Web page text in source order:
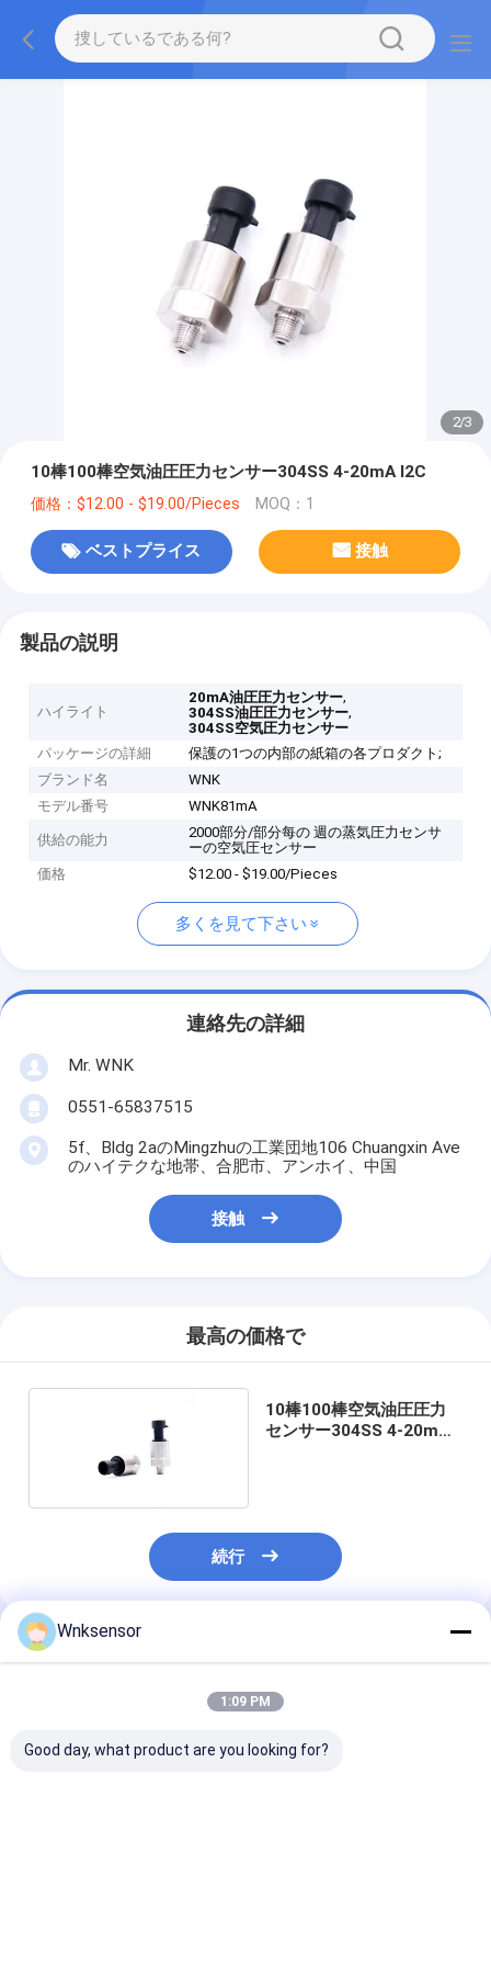
2/3
10棒100棒空気油圧圧力センサー304SS 4-20mA I2C
価格：$12.00 - $19.00/Pieces MOQ：1
ベストプライス 接触
製品の説明
ハイライト
20mA油圧圧力センサー,
304SS油圧圧力センサー,
304SS空気圧力センサー
パッケージの詳細
保護の1つの内部の紙箱の各プロダクト;
ブランド名
WNK
モデル番号
WNK81mA
供給の能力
2000部分/部分每の 週の蒸気圧力センサ
ーの空気圧センサー
価格
$12.00 - $19.00/Pieces
多くを見て下さい
連絡先の詳細
Mr. WNK
0551-65837515
5f、Bldg 2aのMingzhuの工業団地106 Chuangxin Ave
のハイテクな地帯、合肥市、アンホイ、中国
接触
最高の価格で
10棒100棒空気油圧圧力
センサー304SS 4-20mA
続行
推薦されたプロダクト
Wnksensor
1:09 PM
Good day, what product are you looking for?